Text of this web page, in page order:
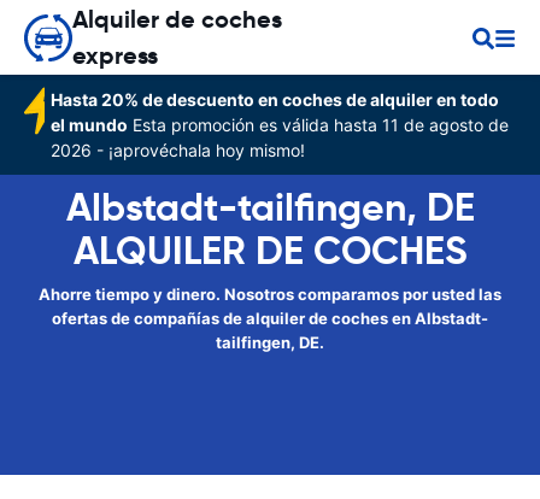
Alquiler de coches
express
Hasta 20% de descuento en coches de alquiler en todo
el mundo Esta promoción es válida hasta 11 de agosto de
2026 - ¡aprovéchala hoy mismo!
Albstadt-tailfingen, DE
ALQUILER DE COCHES
Ahorre tiempo y dinero. Nosotros comparamos por usted las
ofertas de compañías de alquiler de coches en Albstadt-
tailfingen, DE.